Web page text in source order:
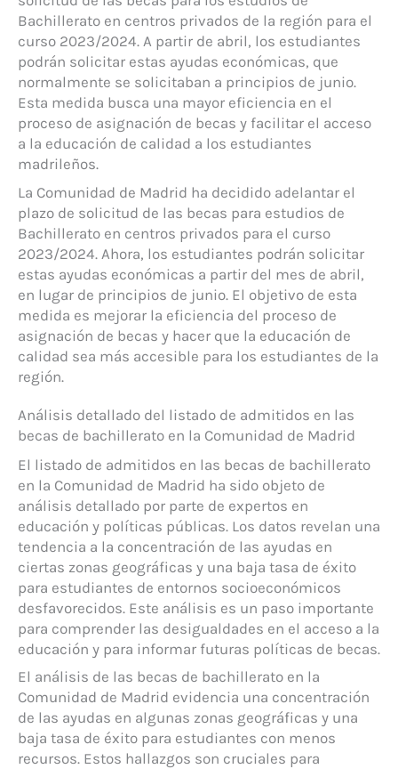
Bachillerato en centros privados de la región para el
curso 2023/2024. A partir de abril, los estudiantes
podrán solicitar estas ayudas económicas, que
normalmente se solicitaban a principios de junio.
Esta medida busca una mayor eficiencia en el
proceso de asignación de becas y facilitar el acceso
a la educación de calidad a los estudiantes
madrileños.
La Comunidad de Madrid ha decidido adelantar el
plazo de solicitud de las becas para estudios de
Bachillerato en centros privados para el curso
2023/2024. Ahora, los estudiantes podrán solicitar
estas ayudas económicas a partir del mes de abril,
en lugar de principios de junio. El objetivo de esta
medida es mejorar la eficiencia del proceso de
asignación de becas y hacer que la educación de
calidad sea más accesible para los estudiantes de la
región.
Análisis detallado del listado de admitidos en las
becas de bachillerato en la Comunidad de Madrid
El listado de admitidos en las becas de bachillerato
en la Comunidad de Madrid ha sido objeto de
análisis detallado por parte de expertos en
educación y políticas públicas. Los datos revelan una
tendencia a la concentración de las ayudas en
ciertas zonas geográficas y una baja tasa de éxito
para estudiantes de entornos socioeconómicos
desfavorecidos. Este análisis es un paso importante
para comprender las desigualdades en el acceso a la
educación y para informar futuras políticas de becas.
El análisis de las becas de bachillerato en la
Comunidad de Madrid evidencia una concentración
de las ayudas en algunas zonas geográficas y una
baja tasa de éxito para estudiantes con menos
recursos. Estos hallazgos son cruciales para